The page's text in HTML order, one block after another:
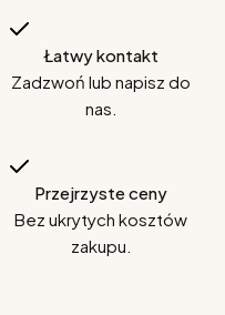
Łatwy kontakt
Zadzwoń lub napisz do
nas.
Przejrzyste ceny
Bez ukrytych kosztów
zakupu.